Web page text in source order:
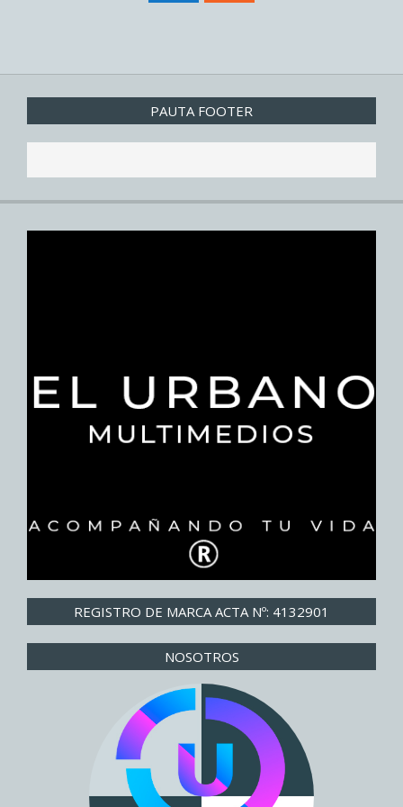
PAUTA FOOTER
REGISTRO DE MARCA ACTA Nº: 4132901
NOSOTROS